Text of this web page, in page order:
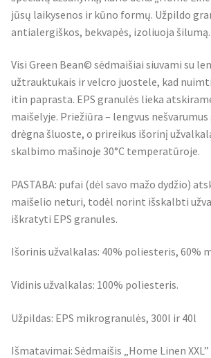
jūsų laikysenos ir kūno formų. Užpildo
antialergiškos, bekvapės, izoliuoja šilumą.
Visi Green Bean© sėdmaišiai siuvami su
užtrauktukais ir velcro juostele, kad
itin paprasta. EPS granulės lieka
maišelyje. Priežiūra – lengvus
drėgna šluoste, o prireikus išorinį
skalbimo mašinoje 30°C temperatūroje.
PASTABA: pufai (dėl savo mažo dydžio)
maišelio neturi, todėl norint išskalbti
iškratyti EPS granules.
Išorinis užvalkalas: 40% poliesteris, 60%
Vidinis užvalkalas: 100% poliesteris.
Užpildas: EPS mikrogranulės, 300l ir 40l
Išmatavimai: Sėdmaišis „Home Linen